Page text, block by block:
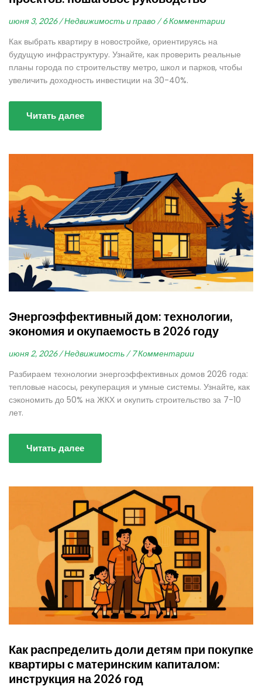
июня 3, 2026 / Недвижимость и право / 6 Комментарии
Как выбрать квартиру в новостройке, ориентируясь на
будущую инфраструктуру. Узнайте, как проверить реальные
планы города по строительству метро, школ и парков, чтобы
увеличить доходность инвестиции на 30-40%.
Читать далее
Энергоэффективный дом: технологии,
экономия и окупаемость в 2026 году
июня 2, 2026 / Недвижимость / 7 Комментарии
Разбираем технологии энергоэффективных домов 2026 года:
тепловые насосы, рекуперация и умные системы. Узнайте, как
сэкономить до 50% на ЖКХ и окупить строительство за 7-10
лет.
Читать далее
Как распределить доли детям при покупке
квартиры с материнским капиталом:
инструкция на 2026 год